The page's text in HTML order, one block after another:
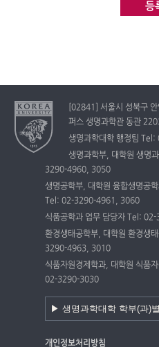
등
[02841] 서울시 성북구
퍼스 생명과학관 동관 220
생명과학대학 행정팀
생명과학부, 대학원 생명
3290-4960, 3050
생명공학부, 대학원 융합생명공
Tel: 02-3290-4961, 3060
식품공학과 업무 담당자 Tel:
환경생태공학부, 대학원 환경생
3290-4963, 3010
식품자원경제학과, 대학원 식품
02-3290-3030
개인정보처리방침